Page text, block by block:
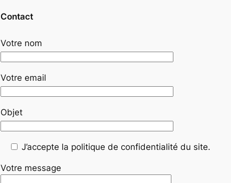
Contact
Votre nom
Votre email
Objet
J’accepte la politique de confidentialité du site.
Votre message